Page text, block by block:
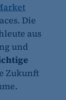
Die
aus
und
Zukunft